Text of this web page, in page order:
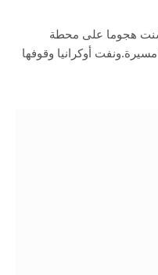
شنت هجوما على محطة
مسيرة.ونفت أوكرانيا وقوفها